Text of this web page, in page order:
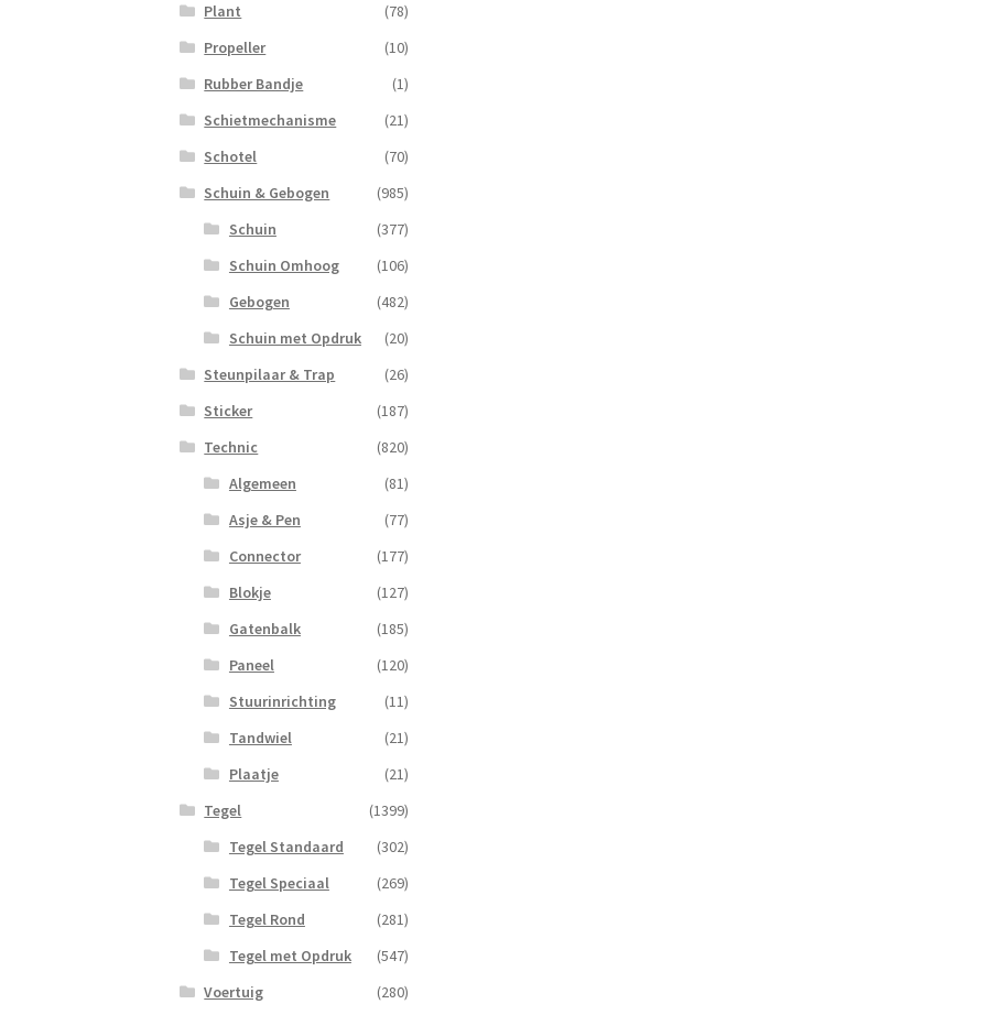
Plant
(78)
Propeller
(10)
Rubber Bandje
(1)
Schietmechanisme
(21)
Schotel
(70)
Schuin & Gebogen
(985)
Schuin
(377)
Schuin Omhoog
(106)
Gebogen
(482)
Schuin met Opdruk
(20)
Steunpilaar & Trap
(26)
Sticker
(187)
Technic
(820)
Algemeen
(81)
Asje & Pen
(77)
Connector
(177)
Blokje
(127)
Gatenbalk
(185)
Paneel
(120)
Stuurinrichting
(11)
Tandwiel
(21)
Plaatje
(21)
Tegel
(1399)
Tegel Standaard
(302)
Tegel Speciaal
(269)
Tegel Rond
(281)
Tegel met Opdruk
(547)
Voertuig
(280)